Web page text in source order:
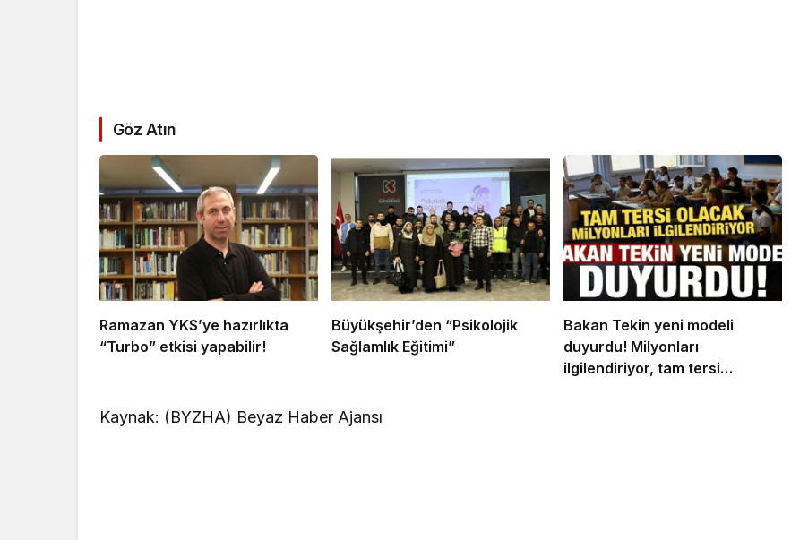
Göz Atın
Ramazan YKS’ye hazırlıkta
“Turbo” etkisi yapabilir!
Büyükşehir’den “Psikolojik
Sağlamlık Eğitimi”
Bakan Tekin yeni modeli
duyurdu! Milyonları
ilgilendiriyor, tam tersi
Kaynak: (BYZHA) Beyaz Haber Ajansı